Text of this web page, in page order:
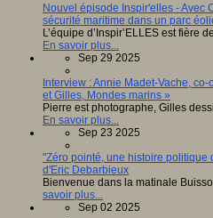
Nouvel épisode Inspir'elles - Avec
sécurité maritime dans un parc
L’équipe d’Inspir’ELLES est fière
En savoir plus...
Sep 29 2025
Interview : Annie Madet-Vache,
et Gilles, Mondes marins »
Pierre est photographe, Gilles
En savoir plus...
Sep 23 2025
"Zéro pointé, une histoire politique
d'Eric Debarbieux
Bienvenue dans la matinale
savoir plus...
Sep 02 2025